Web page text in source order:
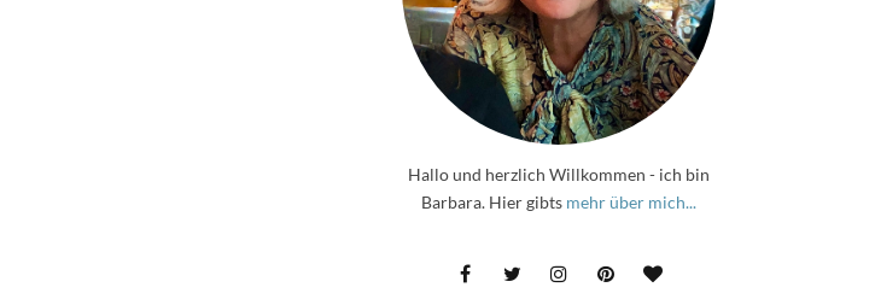
Hallo und herzlich Willkommen - ich bin
Barbara. Hier gibts mehr über mich...